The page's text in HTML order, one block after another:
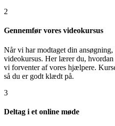
2
Gennemfør vores videokursus
Når vi har modtaget din
videokursus. Her lærer du,
vi forventer af vores hjælpere.
så du er godt klædt på.
3
Deltag i et online møde